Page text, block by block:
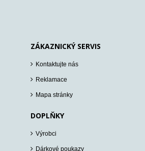
ZÁKAZNICKÝ SERVIS
Kontaktujte nás
Reklamace
Mapa stránky
DOPLŇKY
Výrobci
Dárkové poukazy